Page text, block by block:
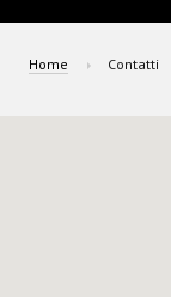
Home Contatti